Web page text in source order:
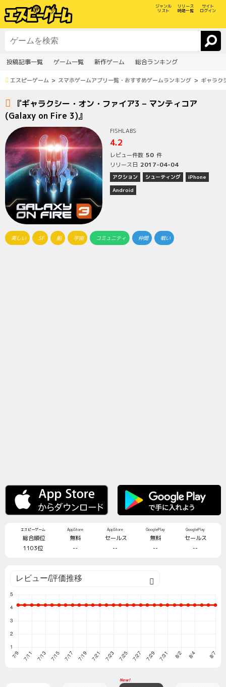
ジャンル
リスト
リリース
時期一覧
サイト
ログイン
投稿記事一覧 ゲーム一覧 新作ゲーム 総合ランキング
エスピーゲーム スマホゲームアプリ一覧・おすすめゲームランキング ギャラク
『ギャラクシー・オン・ファイア3 – マンティコア
(Galaxy on Fire 3)』
FISHLABS
4.2
レビュー件数 50 件
リリース日 2017-04-04
アクション シューティング
iPhone
Android
美しい SF 船 宇宙 コミュニティ 仲間 戦い
エスピーゲーム
総合順位
1103位
AppStore
無料
--
AppStore
セールス
--
GooglePlay
無料
--
GooglePlay
セールス
--
New!